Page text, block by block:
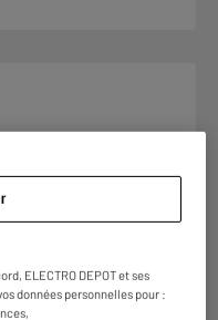
ELECTRO DEPOT et ses
données personnelles pour :